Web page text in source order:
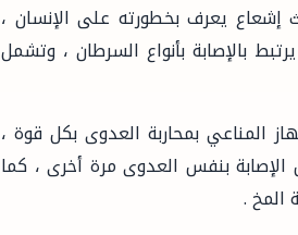
إشعاع يعرف بخطورته على الإنسان ،
بالإصابة بأنواع السرطان ، وتشمل
المناعي بمحاربة العدوى بكل قوة ،
الإصابة بنفس العدوى مرة أخرى ، كما
المخ .